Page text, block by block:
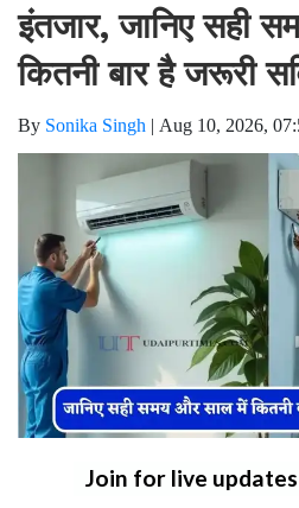
इंतजार, जानिए सही
कितनी बार है जरूरी
By Sonika Singh | Aug 10, 2026,
Join for live